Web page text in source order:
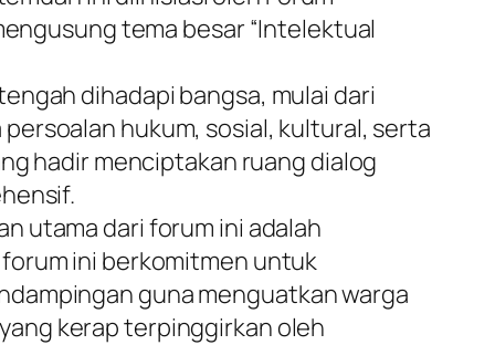
tema besar “Intelektual
dihadapi bangsa, mulai dari
hukum, sosial, kultural, serta
hadir menciptakan ruang dialog
utama dari forum ini adalah
ini berkomitmen untuk
guna menguatkan warga
kerap terpinggirkan oleh